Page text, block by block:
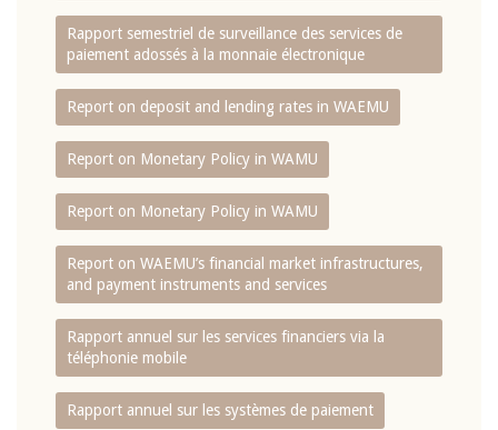
Rapport semestriel de surveillance des services de
paiement adossés à la monnaie électronique
Report on deposit and lending rates in WAEMU
Report on Monetary Policy in WAMU
Report on Monetary Policy in WAMU
Report on WAEMU’s financial market infrastructures,
and payment instruments and services
Rapport annuel sur les services financiers via la
téléphonie mobile
Rapport annuel sur les systèmes de paiement